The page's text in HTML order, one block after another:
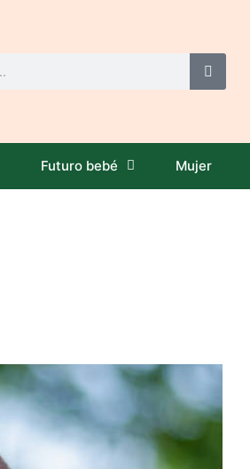
Futuro bebé Mujer